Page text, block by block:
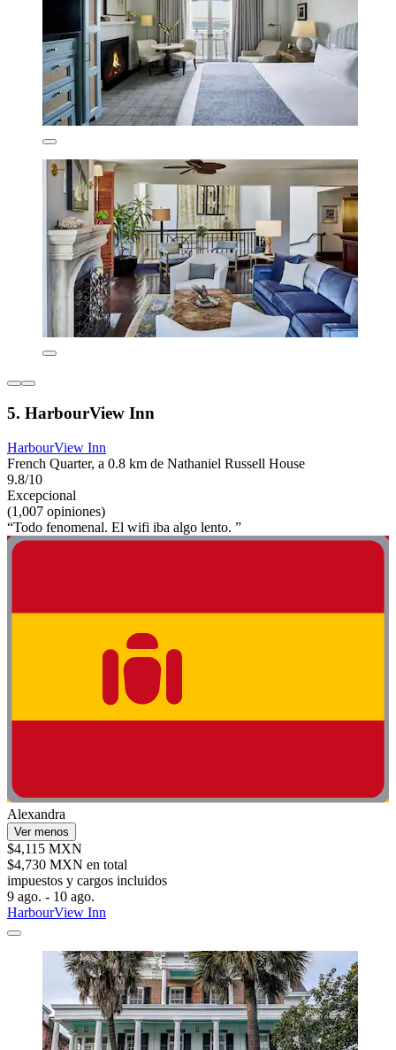
5. HarbourView Inn
HarbourView Inn
French Quarter, a 0.8 km de Nathaniel Russell House
9.8/10
Excepcional
(1,007 opiniones)
“Todo fenomenal. El wifi iba algo lento. ”
Alexandra
Ver menos
$4,115 MXN
$4,730 MXN en total
impuestos y cargos incluidos
9 ago. - 10 ago.
HarbourView Inn